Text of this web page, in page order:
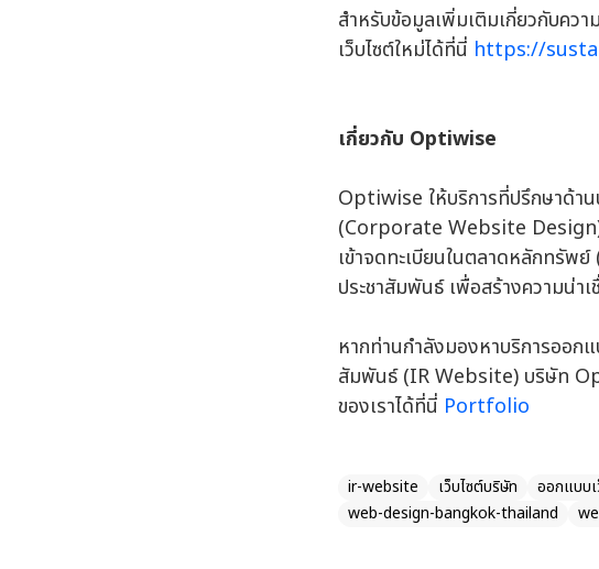
สำหรับข้อมูลเพิ่มเติมเกี่ยวกับคว
เว็บไซต์ใหม่ได้ที่นี่ https://
เกี่ยวกับ Optiwise
Optiwise ให้บริการที่ปรึกษาด้า
(Corporate Website Design)
เข้าจดทะเบียนในตลาดหลักทรัพ
ประชาสัมพันธ์ เพื่อสร้างความน่า
หากท่านกำลังมองหาบริการออกแ
สัมพันธ์ (IR Website) บริษัท
ของเราได้ที่นี่ Portfolio
ir-website เว็บไซต์บริษัท ออกแบบ
web-design-bangkok-thailand